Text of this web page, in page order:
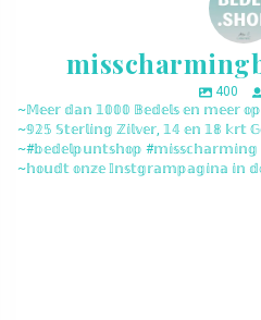
400
~𝕄𝕖𝕖𝕣 𝕕𝕒𝕟 𝟙𝟘𝟘𝟘 𝔹𝕖𝕕𝕖𝕝𝕤 𝕖𝕟 𝕞𝕖𝕖𝕣 𝕠𝕡
~𝟡𝟚𝟝 𝕊𝕥𝕖𝕣𝕝𝕚𝕟𝕘 ℤ𝕚𝕝𝕧𝕖𝕣, 𝟙𝟜 𝕖𝕟 𝟙𝟠 𝕜𝕣𝕥
~#𝕓𝕖𝕕𝕖𝕝𝕡𝕦𝕟𝕥𝕤𝕙𝕠𝕡
~𝕙𝕠𝕦𝕕𝕥 𝕠𝕟𝕫𝕖 𝕀𝕟𝕤𝕥𝕘𝕣𝕒𝕞𝕡𝕒𝕘𝕚𝕟𝕒 𝕚𝕟